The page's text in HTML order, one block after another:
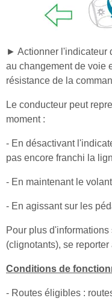
► Actionner l'indicateur
au changement de voie
résistance de la
Le conducteur peut
moment :
- En désactivant
pas encore franchi la
- En maintenant le
- En agissant sur les
Pour plus
(clignotants), se
Conditions de
- Routes éligibles :